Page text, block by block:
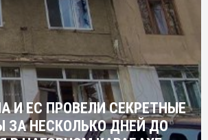
И ЕС ПРОВЕЛИ СЕКРЕТНЫЕ
ЗА НЕСКОЛЬКО ДНЕЙ ДО